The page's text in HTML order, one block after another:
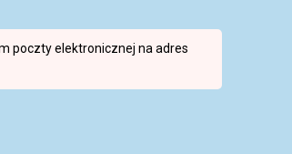
poczty elektronicznej na adres